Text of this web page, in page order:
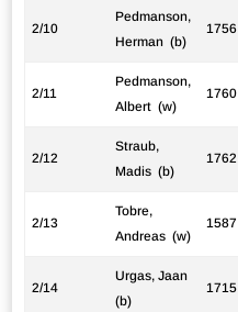
2/10
Pedmanson,
Herman (b)
1756
2/11
Pedmanson,
Albert (w)
1760
2/12
Straub,
Madis (b)
1762
2/13
Tobre,
Andreas (w)
1587
2/14
Urgas, Jaan
(b)
1715